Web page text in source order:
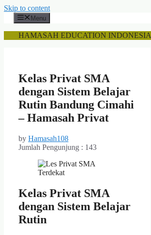
Skip to content
Menu
HAMASAH EDUCATION INDONESIA
Kelas Privat SMA
dengan Sistem Belajar
Rutin Bandung Cimahi
– Hamasah Privat
by Hamasah108
Jumlah Pengunjung : 143
Kelas Privat SMA
dengan Sistem Belajar
Rutin